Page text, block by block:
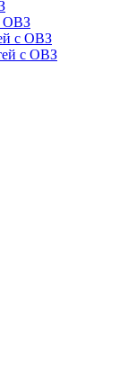
ОВЗ
с ОВЗ
с ОВЗ